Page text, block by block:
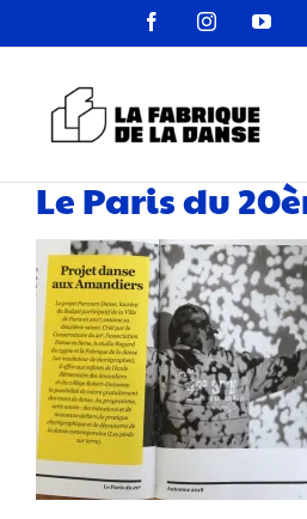
FacebookInstagram
Le Paris du